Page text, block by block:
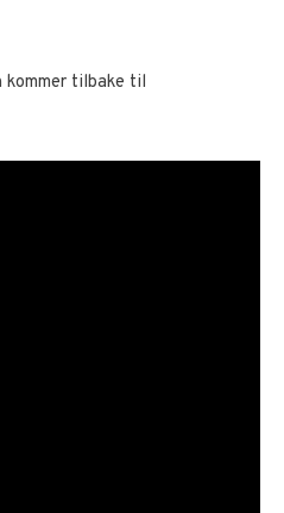
kommer tilbake til